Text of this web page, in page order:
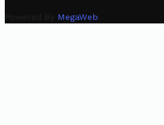
Powered By MegaWeb